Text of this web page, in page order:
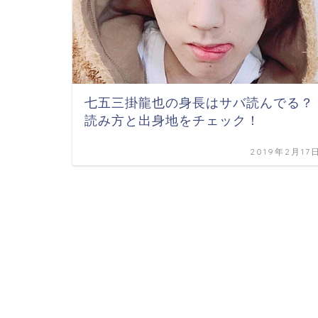
七五三掛龍也の身長はサバ読んでる？
読み方と出身地をチェック！
2019年2月17